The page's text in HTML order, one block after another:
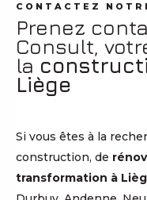
CONTACTEZ
Prenez
Consult,
la
Liège
Si vous êtes à la
construction, de
transformation à